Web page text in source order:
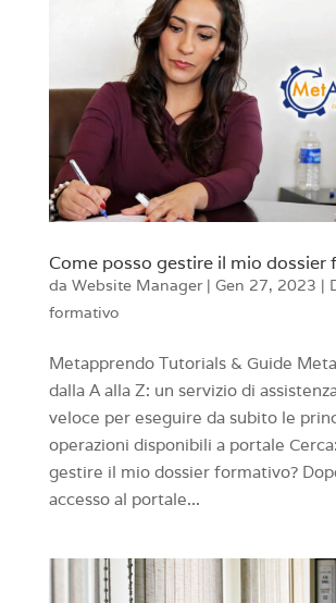
Come posso gestire il mio dossier
da Website Manager| Gen 27, 2023 |
formativo
Metapprendo Tutorials & Guide
dalla A alla Z: un servizio di
veloce per eseguire da subito le
operazioni disponibili a portale
gestire il mio dossier formativo?
accesso al portale...